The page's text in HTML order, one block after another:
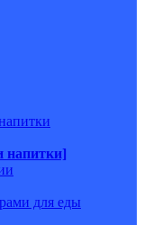
напитки]
для еды